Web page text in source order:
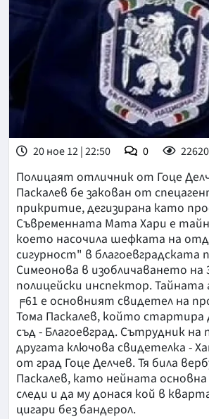
20 ное 12 | 22:50 0 22620
Полицаят отличник от Гоце
Паскалев бе закован от
прикритие, дегизирана като
Съвременната Мата Хари е
което насочила шефката на
сигурност" в благоевградската
Симеонова в изобличаването на
полицейски инспектор. Тайната
╒61 е основният свидетел на
Тома Паскалев, който стартира
съд - Благоевград. Сътрудник на
другата ключова свидетелка -
от град Гоце Делчев. Тя била
Паскалев, като нейната основна
следи и да му донася кой в
цигари без бандерол.